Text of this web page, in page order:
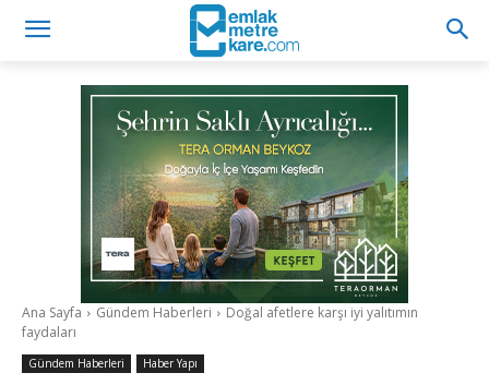
Ana Sayfa Gündem Haberleri
Doğal afetlere karşı iyi yalıtımın
faydaları
Gündem Haberleri Haber Yapı